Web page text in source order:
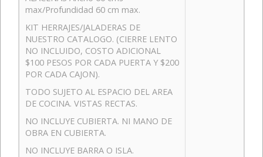
max/Profundidad 60 cm max.
KIT HERRAJES/JALADERAS DE
NUESTRO CATALOGO. (CIERRE LENTO
NO INCLUIDO, COSTO ADICIONAL
$100 PESOS POR CADA PUERTA Y $200
POR CADA CAJON).
TODO SUJETO AL ESPACIO DEL AREA
DE COCINA. VISTAS RECTAS.
NO INCLUYE CUBIERTA. NI MANO DE
OBRA EN CUBIERTA.
NO INCLUYE BARRA O ISLA.